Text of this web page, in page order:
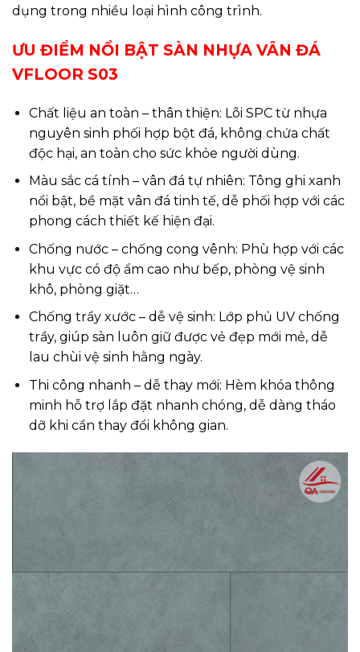
dụng trong nhiều loại hình công trình.
ƯU ĐIỂM NỔI BẬT SÀN NHỰA VÂN ĐÁ
VFLOOR S03
Chất liệu an toàn – thân thiện: Lõi SPC từ nhựa
nguyên sinh phối hợp bột đá, không chứa chất
độc hại, an toàn cho sức khỏe người dùng.
Màu sắc cá tính – vân đá tự nhiên: Tông ghi xanh
nổi bật, bề mặt vân đá tinh tế, dễ phối hợp với các
phong cách thiết kế hiện đại.
Chống nước – chống cong vênh: Phù hợp với các
khu vực có độ ẩm cao như bếp, phòng vệ sinh
khô, phòng giặt…
Chống trầy xước – dễ vệ sinh: Lớp phủ UV chống
trầy, giúp sàn luôn giữ được vẻ đẹp mới mẻ, dễ
lau chùi vệ sinh hằng ngày.
Thi công nhanh – dễ thay mới: Hèm khóa thông
minh hỗ trợ lắp đặt nhanh chóng, dễ dàng tháo
dỡ khi cần thay đổi không gian.